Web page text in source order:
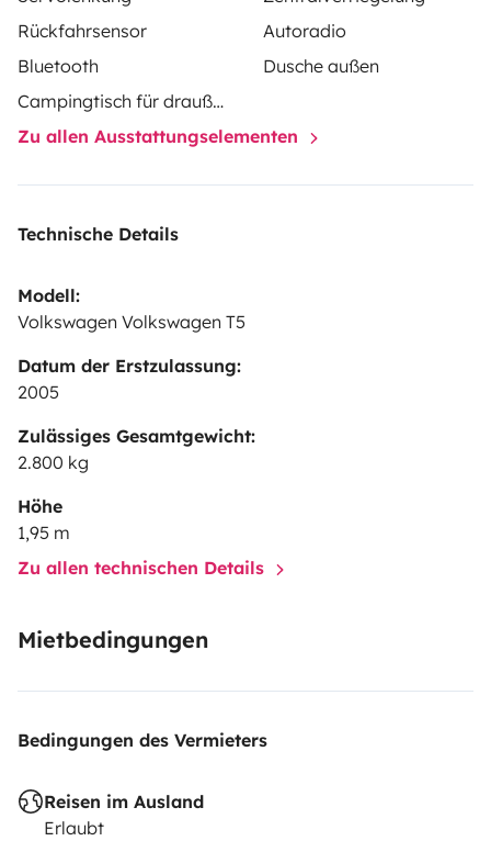
Rückfahrsensor
Autoradio
Bluetooth
Dusche außen
Campingtisch für draußen
Zu allen Ausstattungselementen
Technische Details
Modell:
Volkswagen Volkswagen T5
Datum der Erstzulassung:
2005
Zulässiges Gesamtgewicht:
2.800 kg
Höhe
1,95 m
Zu allen technischen Details
Mietbedingungen
Bedingungen des Vermieters
Reisen im Ausland
Erlaubt